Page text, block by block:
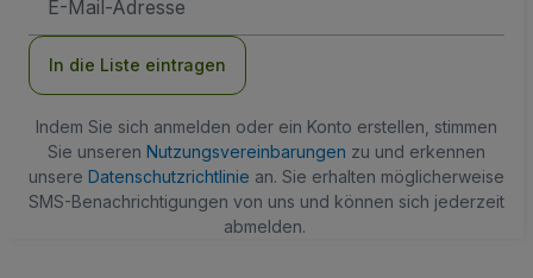
Mail-
In die Liste eintragen
Indem Sie sich anmelden oder ein Konto erstellen, stimmen
Sie unseren Nutzungsvereinbarungen zu und erkennen
unsere Datenschutzrichtlinie an. Sie erhalten möglicherweise
SMS-Benachrichtigungen von uns und können sich jederzeit
abmelden.